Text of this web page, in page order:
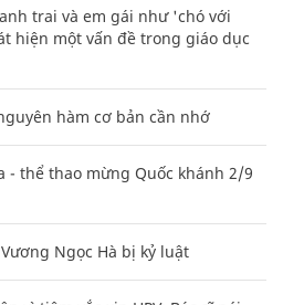
trai và em gái như 'chó với
hiện một vấn đề trong giáo dục
hàm cơ bản cần nhớ
- thể thao mừng Quốc khánh 2/9
Ngọc Hà bị kỷ luật